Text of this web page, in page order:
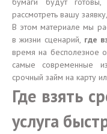
рассмотреть вашу
В этом материале мы
в жизни сценарий, где
время на бесполезное
самые современные
срочный займ на карту
Где взять
услуга